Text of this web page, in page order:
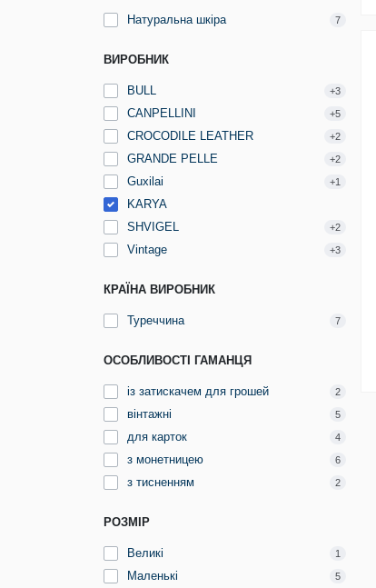
Натуральна шкіра 7
ВИРОБНИК
BULL +3
CANPELLINI +5
CROCODILE LEATHER +2
GRANDE PELLE +2
Guxilai +1
KARYA
SHVIGEL
+2
Vintage +3
КРАЇНА ВИРОБНИК
Туреччина 7
ОСОБЛИВОСТІ ГАМАНЦЯ
із затискачем для грошей 2
вінтажні 5
для карток 4
з монетницею 6
з тисненням 2
РОЗМІР
Великі 1
Маленькі 5